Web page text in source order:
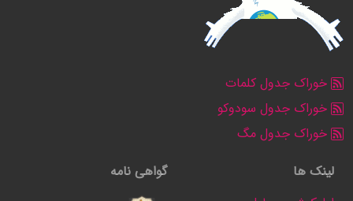
خوراک جدول کلمات
خوراک جدول سودوکو
خوراک جدول مگ
لینک ها
گواهی نامه